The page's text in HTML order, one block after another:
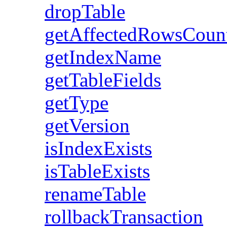
dropTable
getIndexName
getTableFields
getType
getVersion
isIndexExists
isTableExists
renameTable
rollbackTransaction